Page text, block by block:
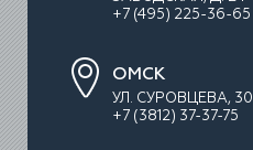
+7 (495) 225-36-65
ОМСК
УЛ. СУРОВЦЕВА, 30
+7 (3812) 37-37-75